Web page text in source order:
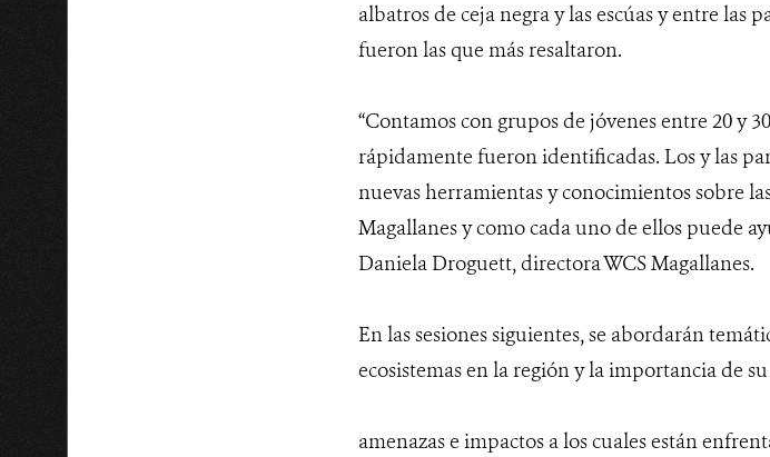
albatros de ceja negra y las escúas y entre
fueron las que más resaltaron.
“Contamos con grupos de jóvenes entre 20 y
rápidamente fueron identificadas. Los y las
nuevas herramientas y conocimientos sobre
Magallanes y como cada uno de ellos puede
Daniela Droguett, directora WCS Magallanes.
En las sesiones siguientes, se abordarán
ecosistemas en la región y la importancia de
amenazas e impactos a los cuales están